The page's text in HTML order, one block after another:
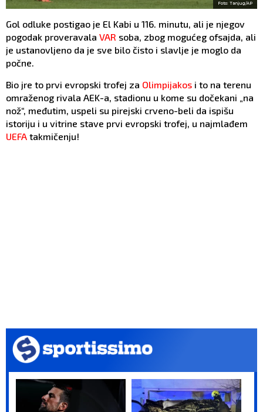
Foto: Tanjug/AP
Gol odluke postigao je El Kabi u 116. minutu, ali je njegov
pogodak proveravala VAR soba, zbog mogućeg ofsajda, ali
je ustanovljeno da je sve bilo čisto i slavlje je moglo da
počne.
Bio jre to prvi evropski trofej za Olimpijakos i to na terenu
omraženog rivala AEK-a, stadionu u kome su dočekani „na
nož“, međutim, uspeli su pirejski crveno-beli da ispišu
istoriju i u vitrine stave prvi evropski trofej, u najmlađem
UEFA takmičenju!